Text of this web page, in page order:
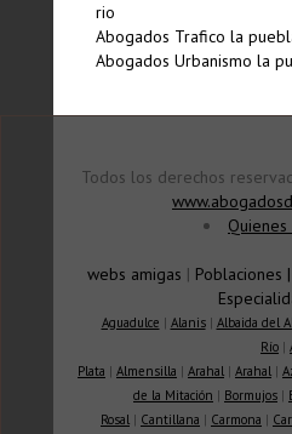
rio
Abogados Trafico la
Abogados Urbanismo la
Todos los derechos
Quienes
webs amigas | Poblaciones |
Aguadulce | Alanis| Albaida del
Río |
Plata | Almensilla | Arahal | Arahal |
de la Mitación | Bormujos |
Rosal | Cantillana | Carmona |